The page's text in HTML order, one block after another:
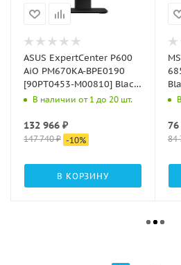
ASUS ExpertCenter P600
AiO PM670KA-BPE0190
[90PT0453-M00810] Black
27" {FHD AMD Ryzen AI 7
32GB/1TB M.2 NVMe PCIe
4.0 SSD/ Wi-Fi 7 +
В наличии от 1 до 20 шт.
132 966 ₽
147 740₽ -10%
В КОРЗИНУ
Black
76
84